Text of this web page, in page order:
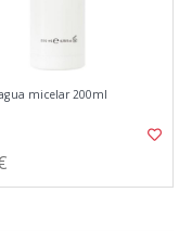
micelar 200ml